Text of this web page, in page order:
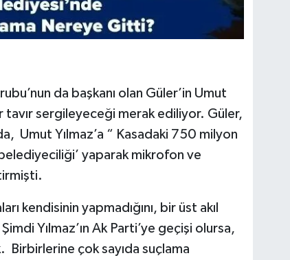
da başkanı olan Güler’in Umut
tavır sergileyeceği merak ediliyor. Güler,
Umut Yılmaz’a “ Kasadaki 750 milyon
yaparak mikrofon ve
kendisinin yapmadığını, bir üst akıl
Yılmaz’ın Ak Parti’ye geçişi olursa,
Birbirlerine çok sayıda suçlama